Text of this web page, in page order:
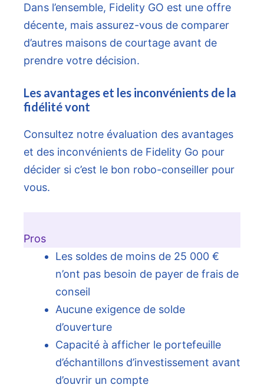
Dans l’ensemble, Fidelity GO est une offre
décente, mais assurez-vous de comparer
d’autres maisons de courtage avant de
prendre votre décision.
Les avantages et les inconvénients de la
fidélité vont
Consultez notre évaluation des avantages
et des inconvénients de Fidelity Go pour
décider si c’est le bon robo-conseiller pour
vous.
Pros
Les soldes de moins de 25 000 €
n’ont pas besoin de payer de frais de
conseil
Aucune exigence de solde
d’ouverture
Capacité à afficher le portefeuille
d’échantillons d’investissement avant
d’ouvrir un compte